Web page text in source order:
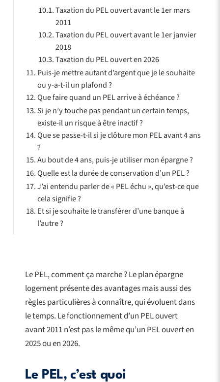
Le PEL, comment ça marche ? Le plan épargne
logement présente des avantages mais aussi des
règles particulières à connaître, qui évoluent dans
le temps. Le fonctionnement d’un PEL ouvert
avant 2011 n’est pas le même qu’un PEL ouvert en
2025 ou en 2026.
Le PEL, c’est quoi
Taxation du PEL ouvert avant le 1er mars
2011
Taxation du PEL ouvert avant le 1er janvier
2018
Taxation du PEL ouvert en 2026
Puis-je mettre autant d’argent que je le souhaite
ou y-a-t-il un plafond ?
Que faire quand un PEL arrive à échéance ?
Si je n’y touche pas pendant un certain temps,
existe-il un risque à être inactif ?
Que se passe-t-il si je clôture mon PEL avant 4 ans
?
Au bout de 4 ans, puis-je utiliser mon épargne ?
Quelle est la durée de conservation d’un PEL ?
J’ai entendu parler de « PEL échu », qu’est-ce que
cela signifie ?
Et si je souhaite le transférer d’une banque à
l’autre ?